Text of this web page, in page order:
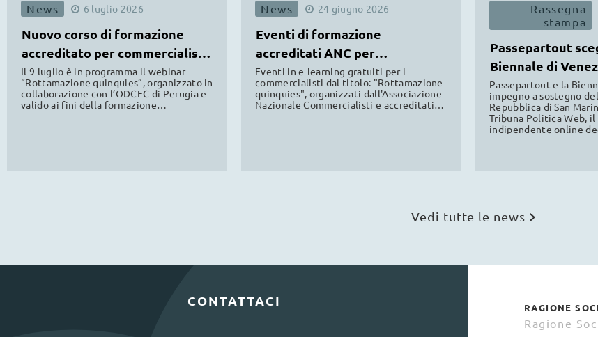
News 6 luglio 2026
Nuovo corso di formazione
accreditato per commercialisti
ODCEC
Il 9 luglio è in programma il webinar
“Rottamazione quinquies”, organizzato in
collaborazione con l’ODCEC di Perugia e
valido ai fini della formazione
News 24 giugno 2026
Eventi di formazione
accreditati ANC per
commercialisti
Eventi in e-learning gratuiti per i
commercialisti dal titolo: "Rottamazione
quinquies", organizzati dall'Associazione
Nazionale Commercialisti e accreditati
Rassegna
stampa
Passepartout
Biennale di
Passepartout e la
impegno a sostegno
Repubblica di San
Tribuna Politica Web,
indipendente online
Vedi tutte le news
CONTATTACI RAGIONE